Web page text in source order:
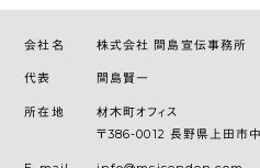
会社名 株式会社 間島宣伝事務所
代表 間島賢一
所在地
材木町オフィス
〒386-0012 長野県上田市中